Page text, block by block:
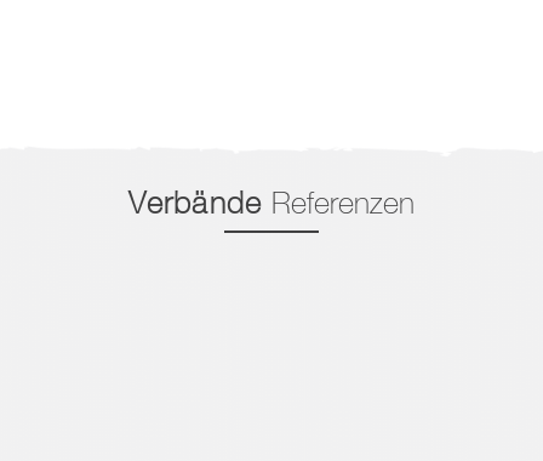
Verbände Referenzen